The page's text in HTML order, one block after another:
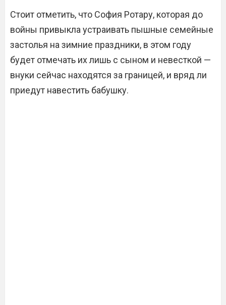
Стоит отметить, что София Ротару, которая до
войны привыкла устраивать пышные семейные
застолья на зимние праздники, в этом году
будет отмечать их лишь с сыном и невесткой —
внуки сейчас находятся за границей, и вряд ли
приедут навестить бабушку.